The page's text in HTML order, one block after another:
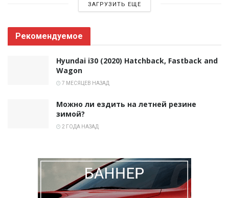
ЗАГРУЗИТЬ ЕЩЕ
Рекомендуемое
Hyundai i30 (2020) Hatchback, Fastback and
Wagon
7 МЕСЯЦЕВ НАЗАД
Можно ли ездить на летней резине
зимой?
2 ГОДА НАЗАД